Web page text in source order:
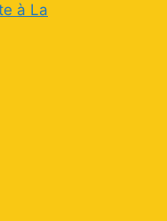
à La